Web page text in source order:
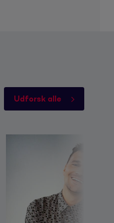
Udforsk alle